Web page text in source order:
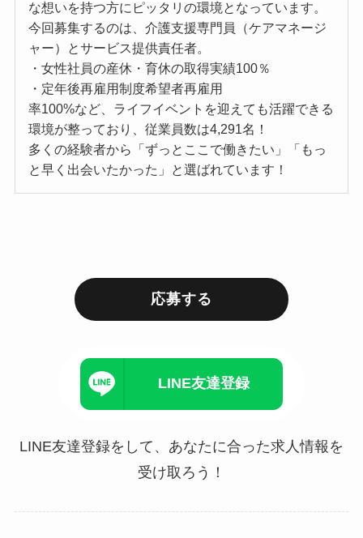
な想いを持つ方にピッタリの環境となっています。
今回募集するのは、介護支援専門員（ケアマネージ
ャー）とサービス提供責任者。
・女性社員の産休・育休の取得実績100％
・定年後再雇用制度希望者再雇用
率100%など、ライフイベントを迎えても活躍できる
環境が整っており、従業員数は4,291名！
多くの経験者から「ずっとここで働きたい」「もっ
と早く出会いたかった」と選ばれています！
応募する
LINE友達登録
LINE友達登録をして、あなたに合った求人情報を
受け取ろう！